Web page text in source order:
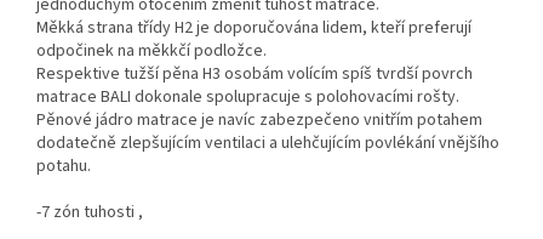
jednoduchým otočením změnit tuhost matrace.
Měkká strana třídy H2 je doporučována lidem, kteří preferují
odpočinek na měkkčí podložce.
Respektive tužší pěna H3 osobám volícím spíš tvrdší povrch
matrace BALI dokonale spolupracuje s polohovacími rošty.
Pěnové jádro matrace je navíc zabezpečeno vnitřím potahem
dodatečně zlepšujícím ventilaci a ulehčujícím povlékání vnějšího
potahu.
-7 zón tuhosti ,